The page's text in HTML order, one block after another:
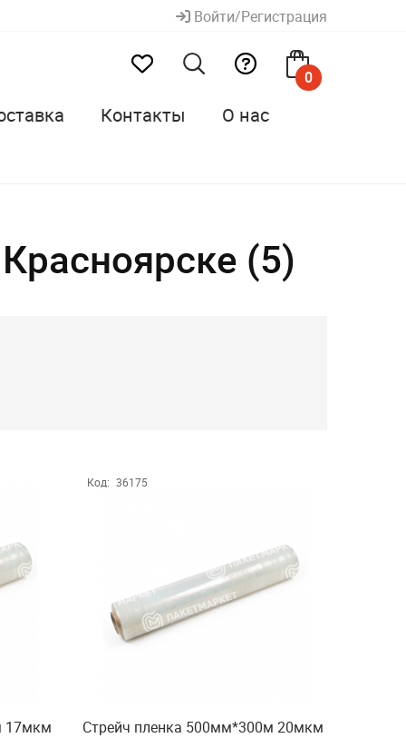
Войти/Регистрация
0
Контакты О нас
(5)
17мкм
Код: 36175
Стрейч пленка 500мм*300м 20мкм